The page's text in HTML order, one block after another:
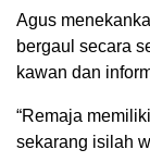
Agus
bergaul secara
kawan dan
“Remaja
sekarang isilah